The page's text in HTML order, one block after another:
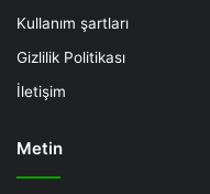
Kullanım şartları
Gizlilik Politikası
İletişim
Metin